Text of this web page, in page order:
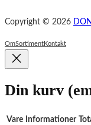
Copyright © 2026
OmSortimentKontakt
Din kurv
Vare Informationer